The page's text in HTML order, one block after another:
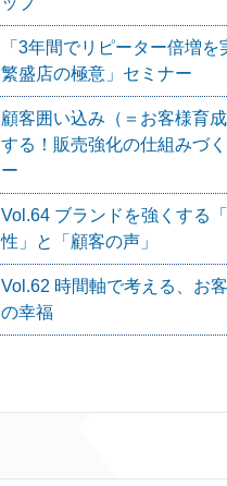
「3年間でリピーター倍増を
繁盛店の極意」セミナー
顧客囲い込み（＝お客様育
する！販売強化の仕組みづ
ー
Vol.64 ブランドを強くする
性」と「顧客の声」
Vol.62 時間軸で考える、お
の幸福